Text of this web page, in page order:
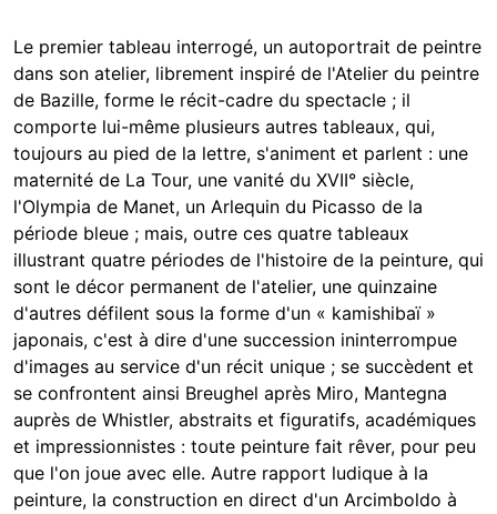
Le premier tableau interrogé, un autoportrait de peintre
dans son atelier, librement inspiré de l'Atelier du peintre
de Bazille, forme le récit-cadre du spectacle ; il
comporte lui-même plusieurs autres tableaux, qui,
toujours au pied de la lettre, s'animent et parlent : une
maternité de La Tour, une vanité du XVII° siècle,
l'Olympia de Manet, un Arlequin du Picasso de la
période bleue ; mais, outre ces quatre tableaux
illustrant quatre périodes de l'histoire de la peinture, qui
sont le décor permanent de l'atelier, une quinzaine
d'autres défilent sous la forme d'un « kamishibaï »
japonais, c'est à dire d'une succession ininterrompue
d'images au service d'un récit unique ; se succèdent et
se confrontent ainsi Breughel après Miro, Mantegna
auprès de Whistler, abstraits et figuratifs, académiques
et impressionnistes : toute peinture fait rêver, pour peu
que l'on joue avec elle. Autre rapport ludique à la
peinture, la construction en direct d'un Arcimboldo à